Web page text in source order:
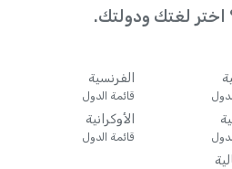
لغتك ودولتك.
الفرنسية
قائمة الدول
الأوكرانية
قائمة الدول